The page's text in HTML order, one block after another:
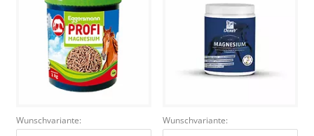
Wunschvariante:
Wunschvariante: